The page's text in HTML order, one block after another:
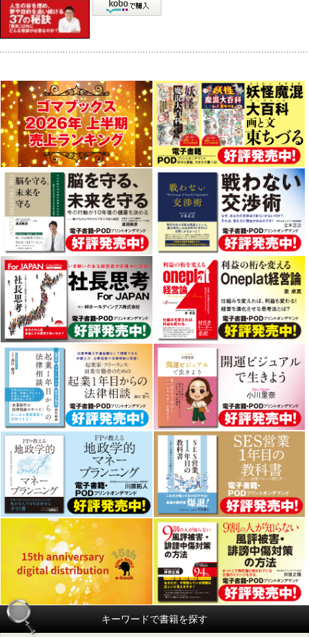
キーワードで書籍を探す